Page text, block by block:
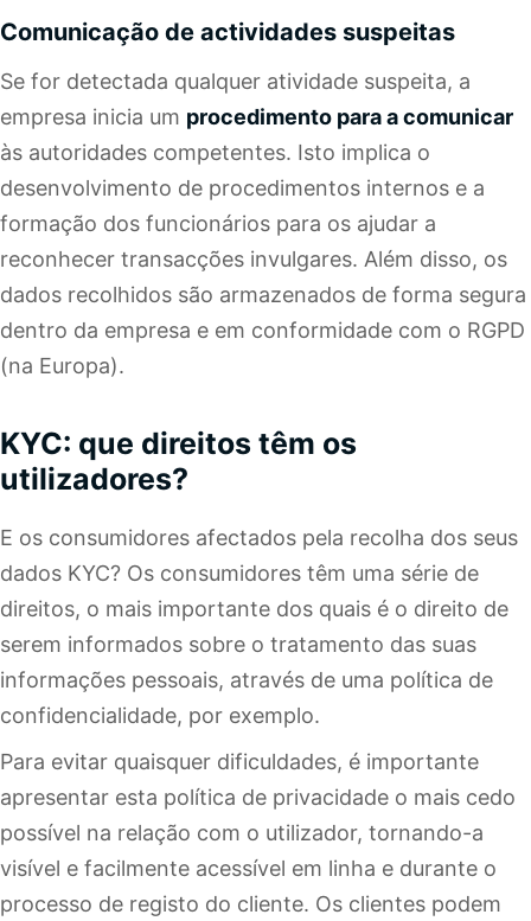
Comunicação de actividades suspeitas
Se for detectada qualquer atividade suspeita, a
empresa inicia um procedimento para a comunicar
às autoridades competentes. Isto implica o
desenvolvimento de procedimentos internos e a
formação dos funcionários para os ajudar a
reconhecer transacções invulgares. Além disso, os
dados recolhidos são armazenados de forma segura
dentro da empresa e em conformidade com o RGPD
(na Europa).
KYC: que direitos têm os
utilizadores?
E os consumidores afectados pela recolha dos seus
dados KYC? Os consumidores têm uma série de
direitos, o mais importante dos quais é o direito de
serem informados sobre o tratamento das suas
informações pessoais, através de uma política de
confidencialidade, por exemplo.
Para evitar quaisquer dificuldades, é importante
apresentar esta política de privacidade o mais cedo
possível na relação com o utilizador, tornando-a
visível e facilmente acessível em linha e durante o
processo de registo do cliente. Os clientes podem